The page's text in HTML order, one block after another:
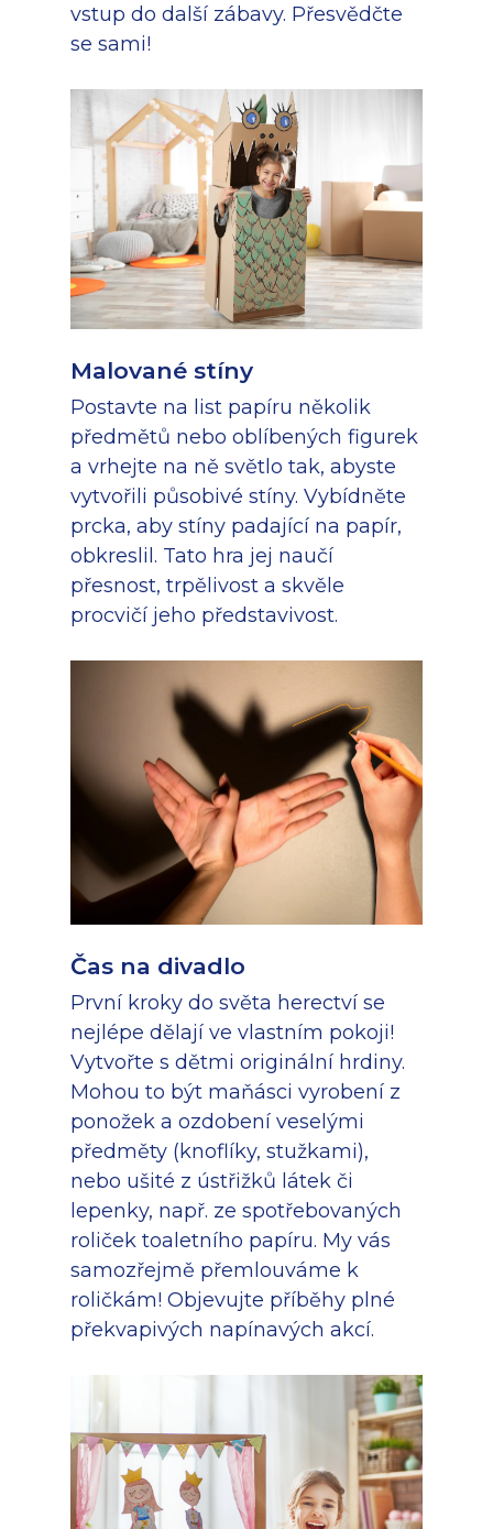
vstup do další zábavy. Přesvědčte
se sami!
Malované stíny
Postavte na list papíru několik
předmětů nebo oblíbených figurek
a vrhejte na ně světlo tak, abyste
vytvořili působivé stíny. Vybídněte
prcka, aby stíny padající na papír,
obkreslil. Tato hra jej naučí
přesnost, trpělivost a skvěle
procvičí jeho představivost.
Čas na divadlo
První kroky do světa herectví se
nejlépe dělají ve vlastním pokoji!
Vytvořte s dětmi originální hrdiny.
Mohou to být maňásci vyrobení z
ponožek a ozdobení veselými
předměty (knoflíky, stužkami),
nebo ušité z ústřižků látek či
lepenky, např. ze spotřebovaných
roliček toaletního papíru. My vás
samozřejmě přemlouváme k
roličkám! Objevujte příběhy plné
překvapivých napínavých akcí.